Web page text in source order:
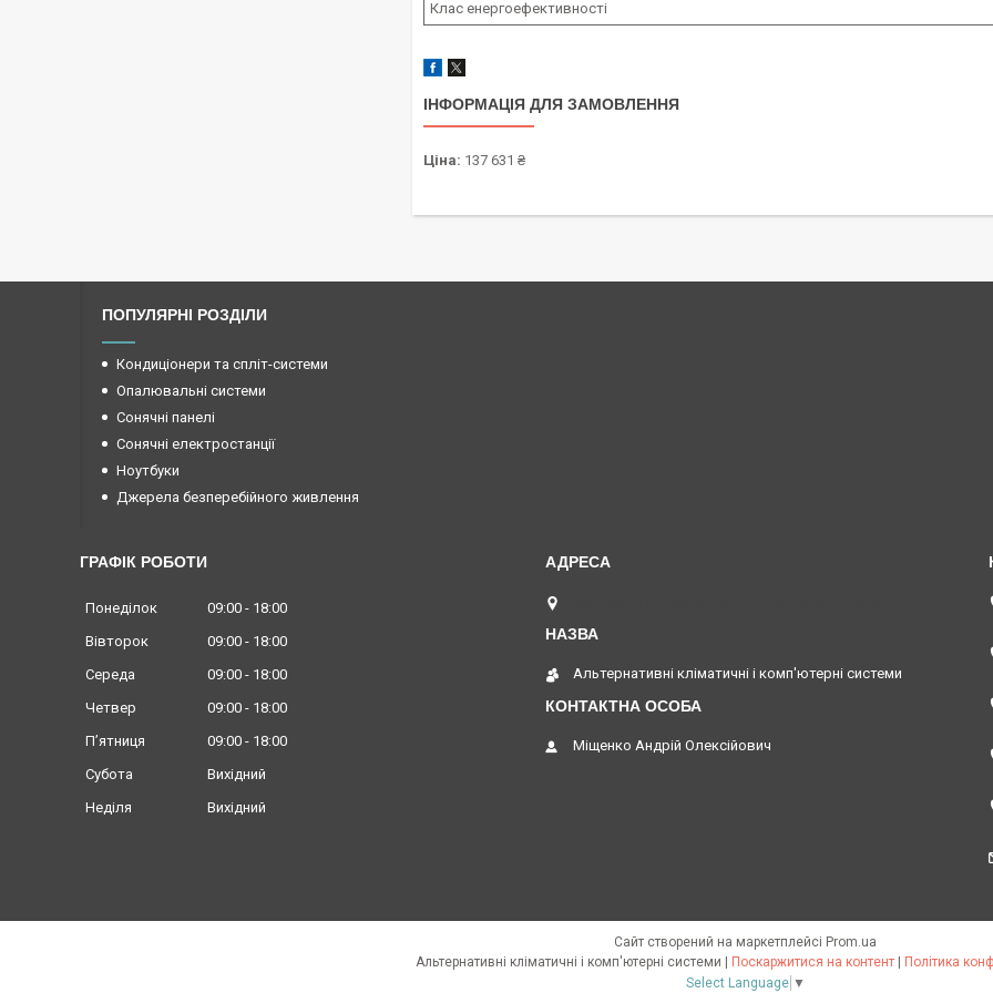
Клас енергоефективності
ІНФОРМАЦІЯ ДЛЯ ЗАМОВЛЕННЯ
Ціна: 137 631 ₴
ПОПУЛЯРНІ РОЗДІЛИ
Кондиціонери та спліт-системи
Опалювальні системи
Сонячні панелі
Сонячні електростанції
Ноутбуки
Джерела безперебійного живлення
ГРАФІК РОБОТИ
Понеділок 09:00
18:00
Вівторок
09:00
18:00
Середа
09:00
18:00
Четвер
09:00
18:00
Пʼятниця
09:00
18:00
Субота
Вихідний
Неділя
Вихідний
Альтернативні кліматичні і комп'ютерні системи
Міщенко Андрій Олексійович
Сайт створений на маркетплейсі Prom.ua
Поскаржитися на контент
Політика
Select Language ▼